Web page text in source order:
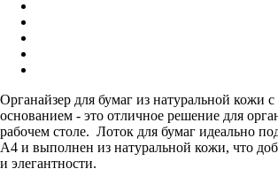
Органайзер для бумаг из натуральной кожи
основанием - это отличное решение для
рабочем столе. Лоток для бумаг идеально
А4 и выполнен из натуральной кожи, что
и элегантности.